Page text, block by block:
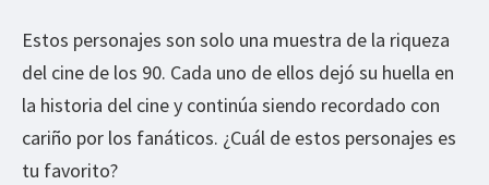
Estos personajes son solo una muestra de la riqueza
del cine de los 90. Cada uno de ellos dejó su huella en
la historia del cine y continúa siendo recordado con
cariño por los fanáticos. ¿Cuál de estos personajes es
tu favorito?